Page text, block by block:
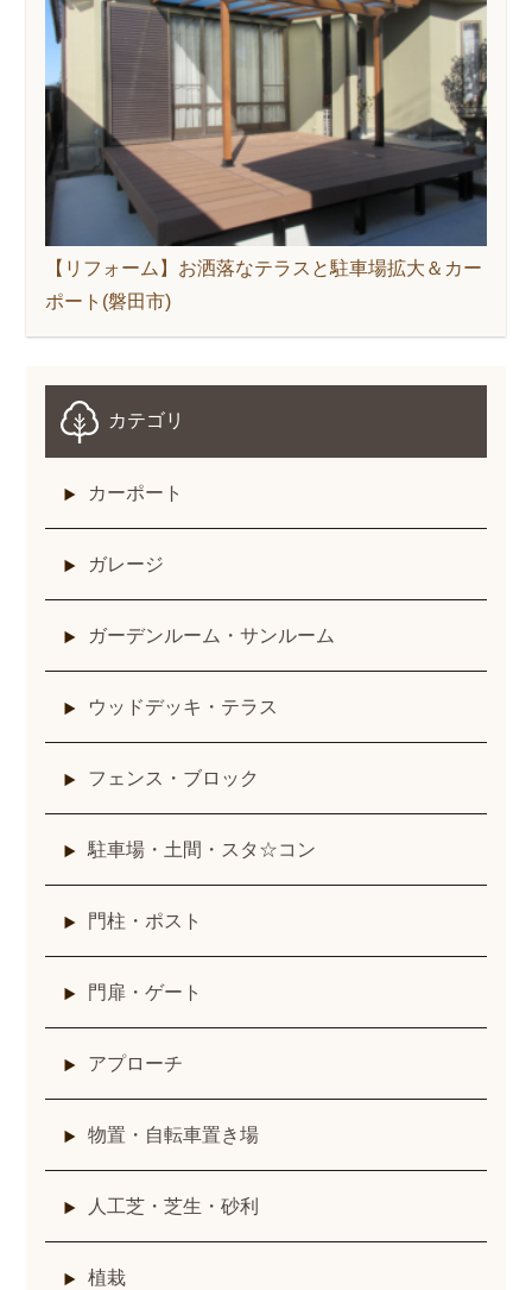
【リフォーム】お洒落なテラスと駐車場拡大＆カー
ポート(磐田市)
カテゴリ
カーポート
ガレージ
ガーデンルーム・サンルーム
ウッドデッキ・テラス
フェンス・ブロック
駐車場・土間・スタ☆コン
門柱・ポスト
門扉・ゲート
アプローチ
物置・自転車置き場
人工芝・芝生・砂利
植栽